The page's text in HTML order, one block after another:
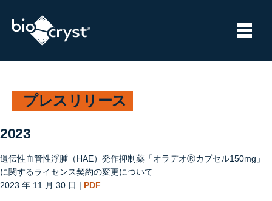
プレスリリース
2023
遺伝性血管性浮腫（HAE）発作抑制薬「オラデオⓇカプセル150mg」
に関するライセンス契約の変更について
2023 年 11 月 30 日 | PDF